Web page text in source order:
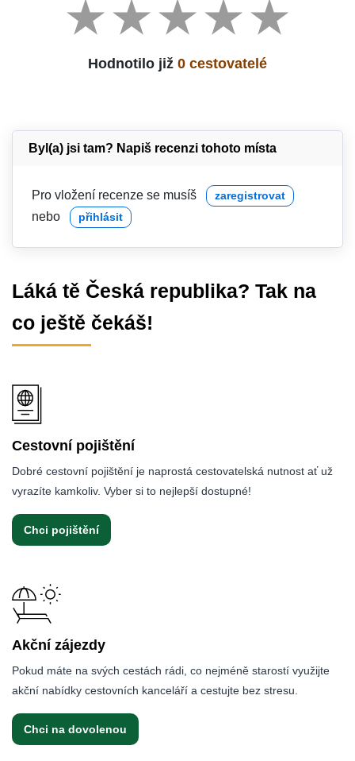
Hodnotilo již 0 cestovatelé
Byl(a) jsi tam? Napiš recenzi tohoto místa
Pro vložení recenze se musíš zaregistrovat
nebo přihlásit
Láká tě Česká republika? Tak na
co ještě čekáš!
Cestovní pojištění
Dobré cestovní pojištění je naprostá cestovatelská nutnost ať už
vyrazíte kamkoliv. Vyber si to nejlepší dostupné!
Chci pojištění
Akční zájezdy
Pokud máte na svých cestách rádi, co nejméně starostí využijte
akční nabídky cestovních kanceláří a cestujte bez stresu.
Chci na dovolenou